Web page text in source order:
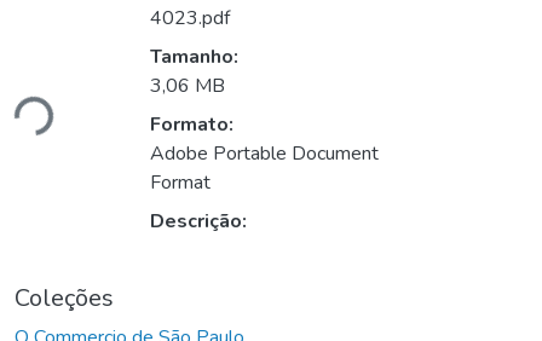
4023.pdf
Tamanho:
3,06 MB
Formato:
Adobe Portable Document
Format
Descrição:
Coleções